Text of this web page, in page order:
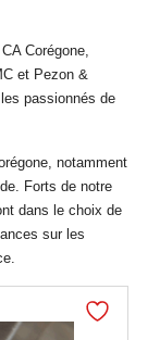
Corégone,
et Pezon &
passionnés de
notamment
Forts de notre
dans le choix de
sur les